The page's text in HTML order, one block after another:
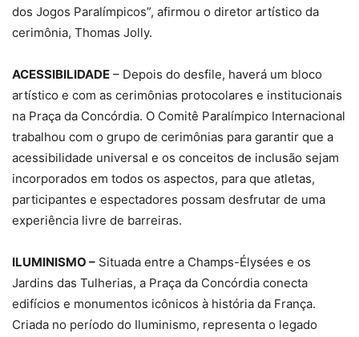
dos Jogos Paralímpicos”, afirmou o diretor artístico da
cerimônia, Thomas Jolly.
ACESSIBILIDADE – Depois do desfile, haverá um bloco
artístico e com as cerimônias protocolares e institucionais
na Praça da Concórdia. O Comitê Paralímpico Internacional
trabalhou com o grupo de cerimônias para garantir que a
acessibilidade universal e os conceitos de inclusão sejam
incorporados em todos os aspectos, para que atletas,
participantes e espectadores possam desfrutar de uma
experiência livre de barreiras.
ILUMINISMO – Situada entre a Champs-Élysées e os
Jardins das Tulherias, a Praça da Concórdia conecta
edifícios e monumentos icônicos à história da França.
Criada no período do Iluminismo, representa o legado